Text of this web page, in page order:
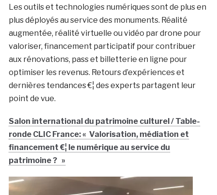
Les outils et technologies numériques sont de plus en
plus déployés au service des monuments. Réalité
augmentée, réalité virtuelle ou vidéo par drone pour
valoriser, financement participatif pour contribuer
aux rénovations, pass et billetterie en ligne pour
optimiser les revenus. Retours d’expériences et
dernières tendances €¦ des experts partagent leur
point de vue.
Salon international du patrimoine culturel / Table-
ronde CLIC France: « Valorisation, médiation et
financement €¦ le numérique au service du
patrimoine ? »